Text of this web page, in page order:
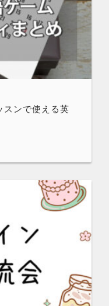
スンで使える英